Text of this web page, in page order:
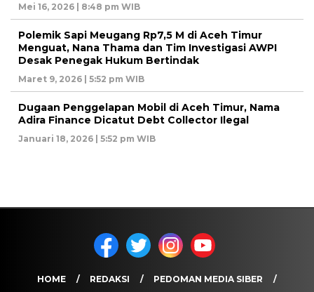
Mei 16, 2026 | 8:48 pm WIB
Polemik Sapi Meugang Rp7,5 M di Aceh Timur
Menguat, Nana Thama dan Tim Investigasi AWPI
Desak Penegak Hukum Bertindak
Maret 9, 2026 | 5:52 pm WIB
Dugaan Penggelapan Mobil di Aceh Timur, Nama
Adira Finance Dicatut Debt Collector Ilegal
Januari 18, 2026 | 5:52 pm WIB
HOME REDAKSI
PEDOMAN MEDIA SIBER